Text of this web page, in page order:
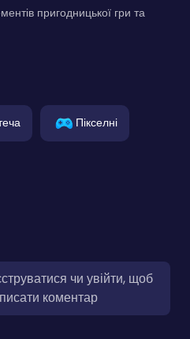
пригодницької гри та
Пікселні
чи увійти, щоб
коментар